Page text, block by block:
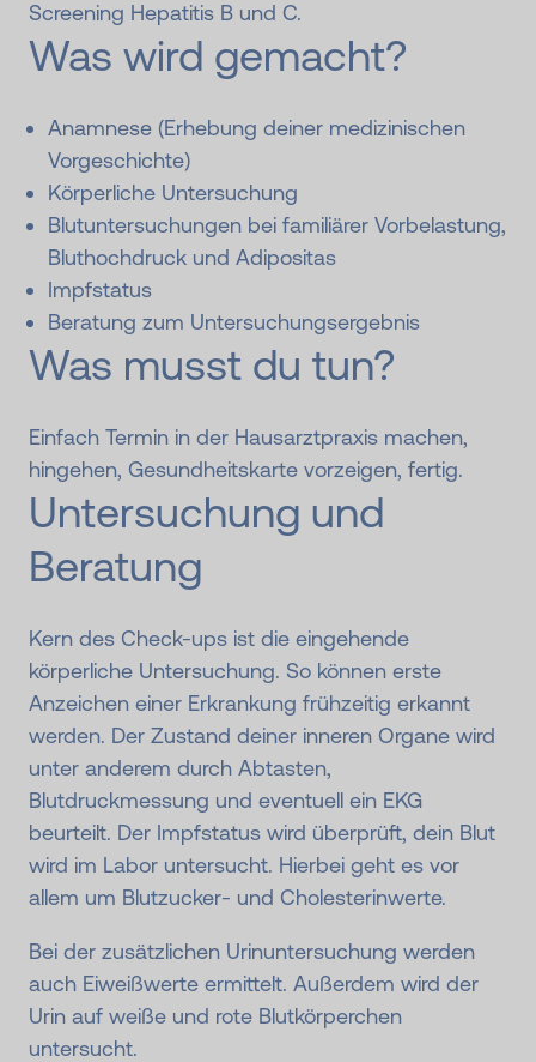
Screening Hepatitis B und C.
Was wird gemacht?
Anamnese (Erhebung deiner medizinischen
Vorgeschichte)
Körperliche Untersuchung
Blutuntersuchungen bei familiärer Vorbelastung,
Bluthochdruck und Adipositas
Impfstatus
Beratung zum Untersuchungsergebnis
Was musst du tun?
Einfach Termin in der Hausarztpraxis machen,
hingehen, Gesundheitskarte vorzeigen, fertig.
Untersuchung und
Beratung
Kern des Check-ups ist die eingehende
körperliche Untersuchung. So können erste
Anzeichen einer Erkrankung frühzeitig erkannt
werden. Der Zustand deiner inneren Organe wird
unter anderem durch Abtasten,
Blutdruckmessung und eventuell ein EKG
beurteilt. Der Impfstatus wird überprüft, dein Blut
wird im Labor untersucht. Hierbei geht es vor
allem um Blutzucker- und Cholesterinwerte.
Bei der zusätzlichen Urinuntersuchung werden
auch Eiweißwerte ermittelt. Außerdem wird der
Urin auf weiße und rote Blutkörperchen
untersucht.